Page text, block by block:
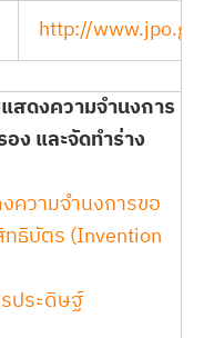
http://
ดงความจำนงการ
ง และจัดทำร่าง
ความจำนงการขอ
ธิบัตร (Invention
ประดิษฐ์